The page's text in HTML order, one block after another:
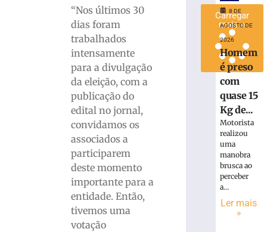
“Nos últimos 30
dias foram
trabalhados
intensamente
para a divulgação
da eleição, com a
publicação do
edital no jornal,
convidamos os
associados a
participarem
deste momento
importante para a
entidade. Então,
tivemos uma
votação
Carregar
mais »
8 DE
AGOSTO DE
2026
Homem
é preso
com
quase 15
Kg de...
Motorista
realizou
uma
manobra
brusca ao
perceber
a...
Ler mais
»